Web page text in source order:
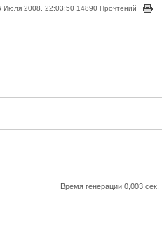
Июля 2008, 22:03:50 14890 Прочтений ·
Время генерации 0,003 сек.